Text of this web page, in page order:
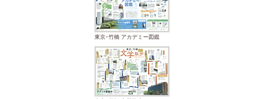
東京･竹橋 アカデミー図鑑